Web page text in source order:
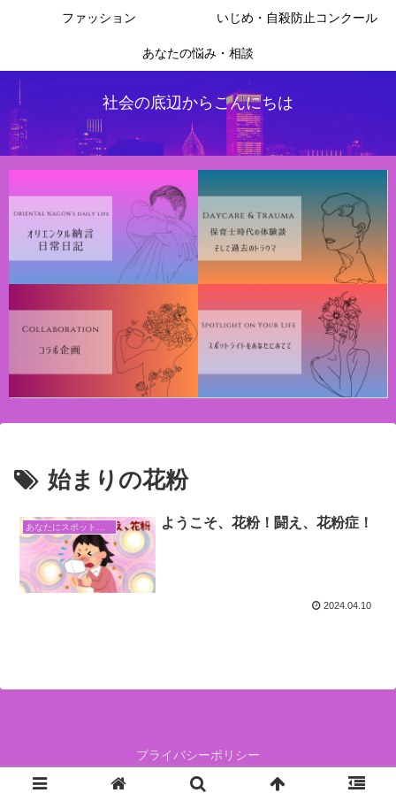
社会の底辺からこんにちは
ファッション いじめ・自殺防止コンクール
あなたの悩み・相談
始まりの花粉
ようこそ、花粉！闘え、花粉症！
2024.04.10
プライバシーポリシー
人生白か黒かで決めないで、グレーの中で生きていこう